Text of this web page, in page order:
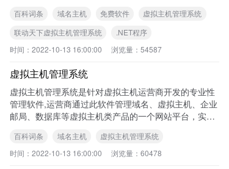
务的运行方式进行管理定制。让使用者能在操作简单快
捷的情况下轻松完成业务的实时申请、开通和管理以及
百科词条 域名主机 免费软件
虚拟主机管理系统
联动天下虚拟主机管理系统
.NET程序
时间： 2022-10-13 16:00:00 浏览量： 54587
虚拟主机管理系统
虚拟主机管理系统是针对虚拟主机运营商开发的专业性
管理软件,运营商通过此软件管理域名、虚拟主机、企业
邮局、数据库等虚拟主机类产品的一个网站平台，实现
开设和管理，同时整合了网上支付等商务功能，提供了
功能强大的控制面板,虚拟主机的用户也就是广大站长，
百科词条 域名主机
虚拟主机管理系统
时间： 2022-10-13 16:00:00 浏览量： 60478